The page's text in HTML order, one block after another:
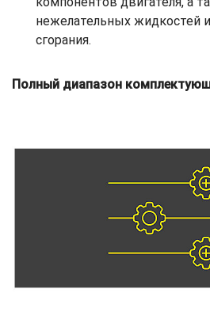
нежелательных жидкостей
сгорания.
Полный диапазон